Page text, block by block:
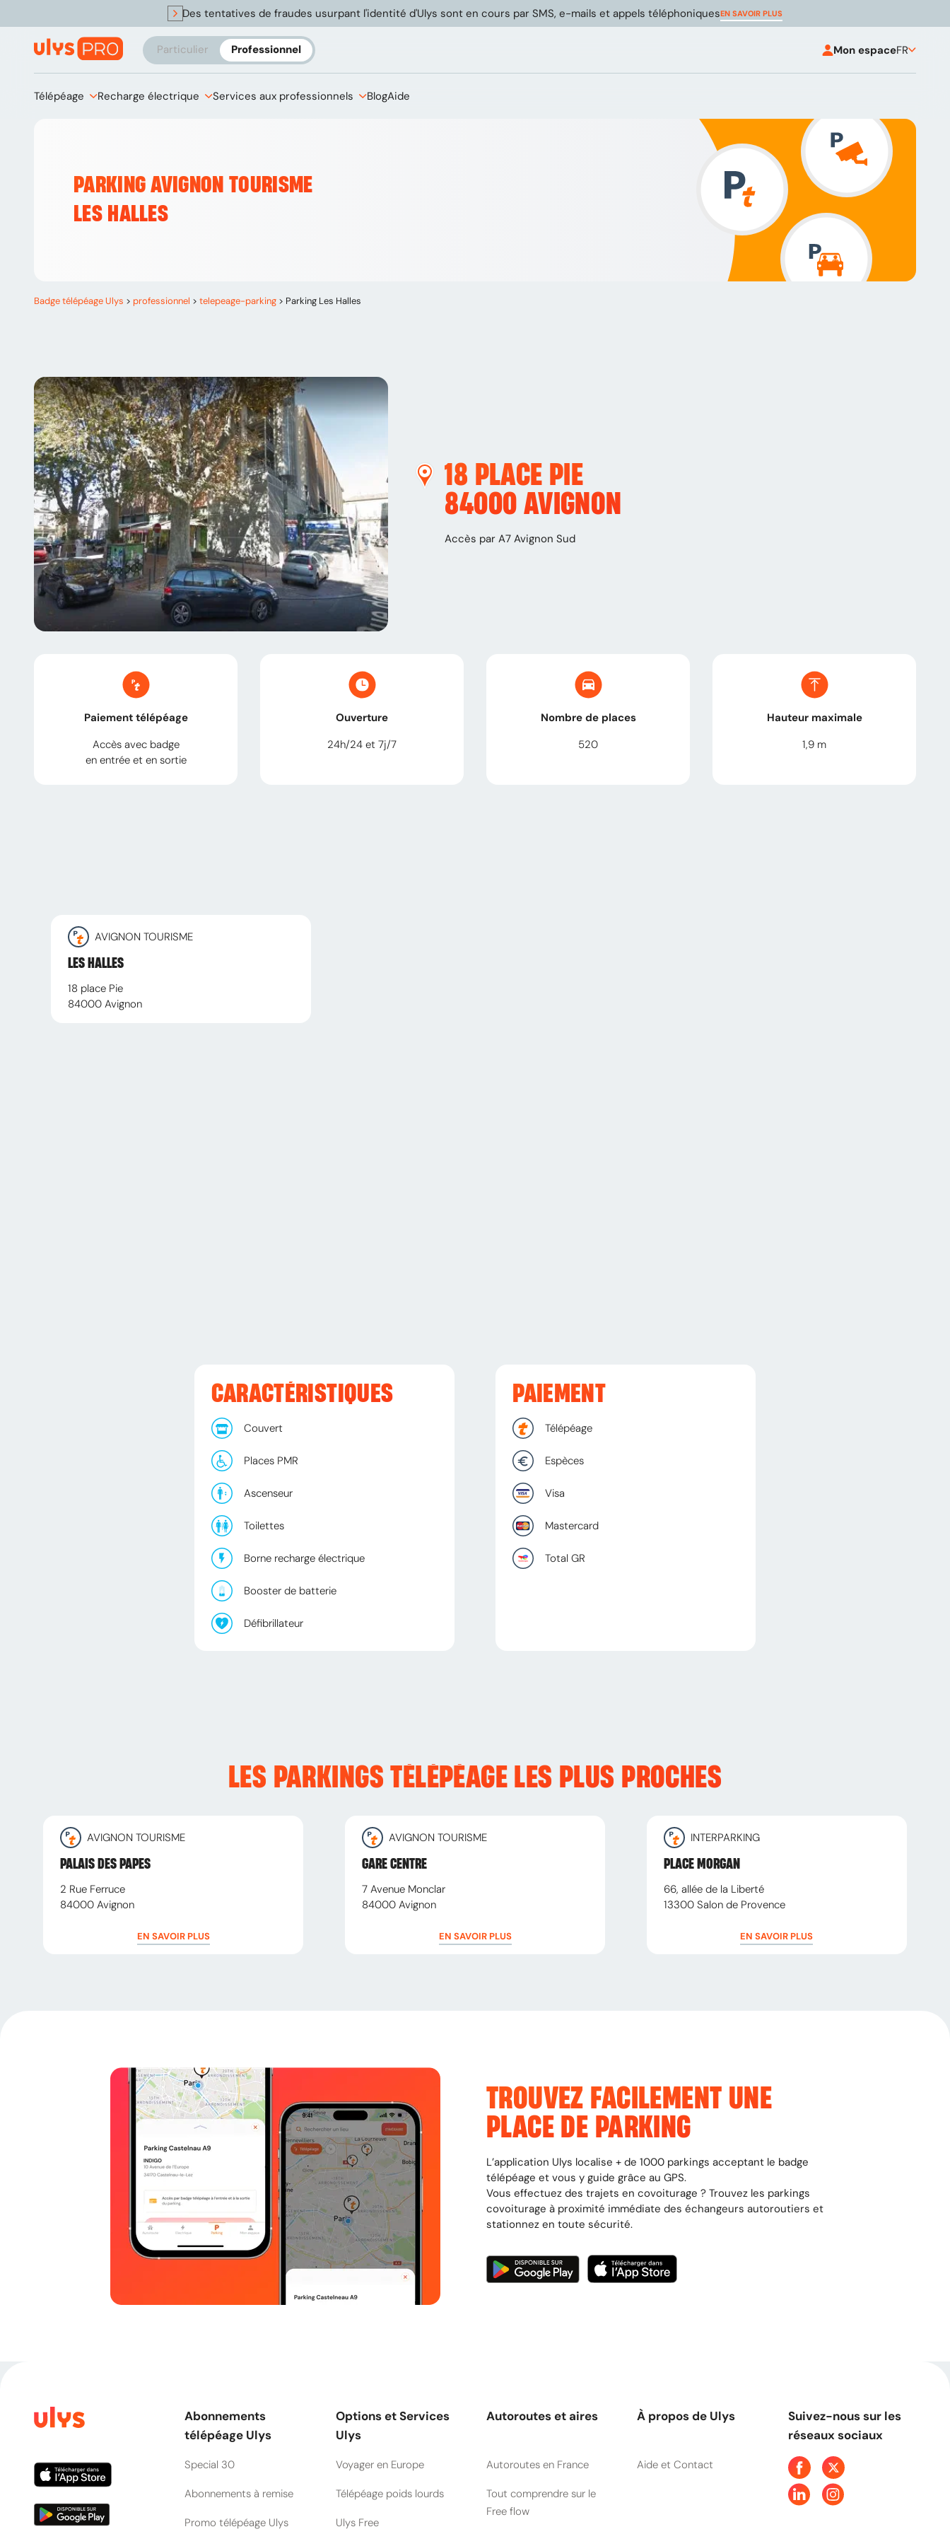
Des tentatives de fraudes usurpant l'identité d'Ulys sont en cours par SMS, e-mails et appels téléphoniquesEN SAVOIR PLUS
Particulier Professionnel Mon espaceFR
Télépéage Recharge électrique Services aux professionnels BlogAide
PARKING AVIGNON TOURISME
LES HALLES
Badge télépéage Ulys > professionnel > telepeage-parking > Parking Les Halles
18 PLACE PIE
84000 AVIGNON
Accès par A7 Avignon Sud
Paiement télépéage
Accès avec badge
en entrée et en sortie
Ouverture
24h/24 et 7j/7
Nombre de places
520
Hauteur maximale
1,9 m
AVIGNON TOURISME
LES HALLES
18 place Pie
84000 Avignon
CARACTÉRISTIQUES
Couvert
Places PMR
Ascenseur
Toilettes
Borne recharge électrique
Booster de batterie
Défibrillateur
PAIEMENT
Télépéage
Espèces
Visa
Mastercard
Total GR
LES PARKINGS TÉLÉPÉAGE LES PLUS PROCHES
AVIGNON TOURISME
PALAIS DES PAPES
2 Rue Ferruce
84000 Avignon
EN SAVOIR PLUS
AVIGNON TOURISME
GARE CENTRE
7 Avenue Monclar
84000 Avignon
EN SAVOIR PLUS
INTERPARKING
PLACE MORGAN
66, allée de la Liberté
13300 Salon de Provence
EN SAVOIR PLUS
TROUVEZ FACILEMENT UNE
PLACE DE PARKING
L’application Ulys localise + de 1000 parkings acceptant le badge
télépéage et vous y guide grâce au GPS.
Vous effectuez des trajets en covoiturage ? Trouvez les parkings
covoiturage à proximité immédiate des échangeurs autoroutiers et
stationnez en toute sécurité.
Abonnements
télépéage Ulys
Special 30
Abonnements à remise
Promo télépéage Ulys
Options et Services
Ulys
Voyager en Europe
Télépéage poids lourds
Ulys Free
Autoroutes et aires
Autoroutes en France
Tout comprendre sur le
Free flow
À propos de Ulys
Aide et Contact
Suivez-nous sur les
réseaux sociaux